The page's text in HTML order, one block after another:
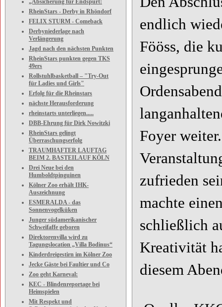
„Absicherung für Endspurt:
RheinStars - Derby in Rhöndorf
FELIX STURM - Comeback
Derbyniederlage nach
Verlängerung
Jagd nach den nächsten Punkten
RheinStars punkten gegen TKS
49ers
Rollstuhlbasketball – "Try-Out
für Ladies und Girls"
Erfolg für die Rheinstars
nächste Herausforderung
rheinstarts unterliegen.....
DBB-Ehrung für Dirk Nowitzki
RheinStars gelingt
Überraschungserfolg
TRAUMHAFTER LAUFTAG
BEIM 2. BASTEILAUF KÖLN
Drei Neue bei den
Humboldtpinguinen
Kölner Zoo erhält IHK-
Auszeichnung
ESMERALDA - das
Sonnenvogelküken
Junger südamerikanischer
Schweifaffe geboren
Direktorenvilla wird zu
Tagungslocation „Villa Bodinus“
Kinderdreigestirn im Kölner Zoo
Jecke Gäste bei Faultier und Co
Zoo geht Karneval:
KEC - Blindenreportage bei
Heimspielen
Mit Respekt und
endlich
Fööss, die
Foyer
zufrieden
machte
schließlich
Kreativität
diesem